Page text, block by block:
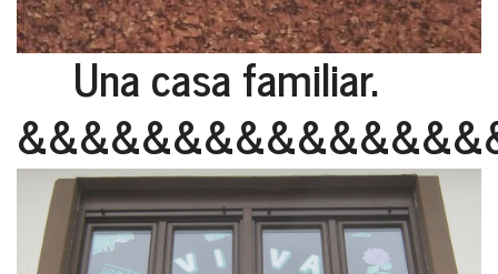
Una casa familiar.